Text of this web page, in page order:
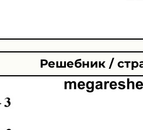
Решебник /